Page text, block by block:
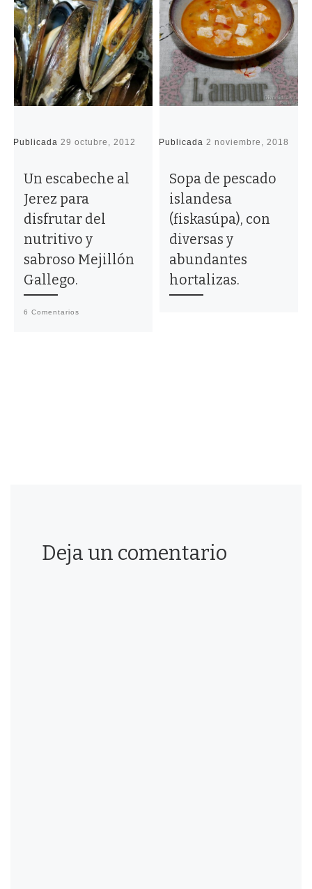
Publicada 29 octubre, 2012
Un escabeche al
Jerez para
disfrutar del
nutritivo y
sabroso Mejillón
Gallego.
6 Comentarios
Publicada 2 noviembre, 2018
Sopa de pescado
islandesa
(fiskasúpa), con
diversas y
abundantes
hortalizas.
Deja un comentario